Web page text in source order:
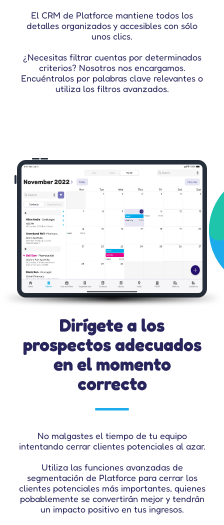
El CRM de Platforce mantiene todos los
detalles organizados y accesibles con sólo
unos clics.
¿Necesitas filtrar cuentas por determinados
criterios? Nosotros nos encargamos.
Encuéntralos por palabras clave relevantes o
utiliza los filtros avanzados.
Dirígete a los
prospectos adecuados
en el momento
correcto
No malgastes el tiempo de tu equipo
intentando cerrar clientes potenciales al azar.
Utiliza las funciones avanzadas de
segmentación de Platforce para cerrar los
clientes potenciales más importantes, quienes
pobablemente se convertirán mejor y tendrán
un impacto positivo en tus ingresos.